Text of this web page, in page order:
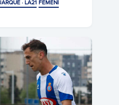
· LA21 FEMENÍ